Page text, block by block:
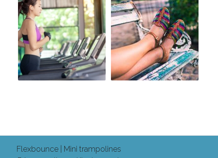
Flexbounce | Mini trampolines